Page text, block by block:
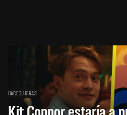
HACE 3 HORAS
Kit Connor estaría a